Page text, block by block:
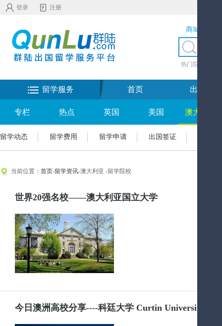
登录 注册
商城服务
热门院校
留学服务 首页 出国留学
专栏 热点 英国 美国 澳大利亚
留学动态 留学费用 留学申请 出国签证
当前位置： 首页-留学资讯-澳大利亚 -留学院校
世界20强名校——澳大利亚国立大学
今日澳洲高校分享----科廷大学 Curtin University